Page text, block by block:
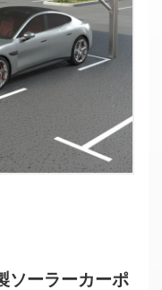
ソーラーカーポ